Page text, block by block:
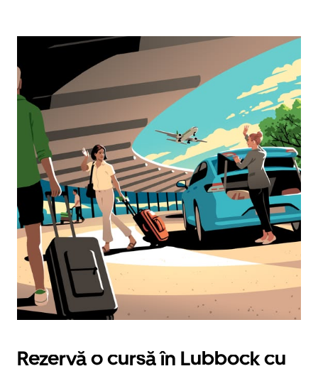
Rezervă o cursă în Lubbock cu